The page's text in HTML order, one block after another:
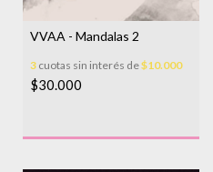
VVAA - Mandalas 2
3 cuotas sin interés de$10.000
$30.000